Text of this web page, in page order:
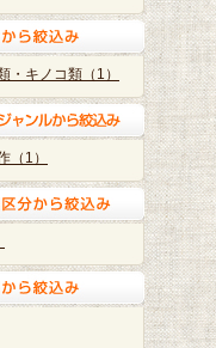
・キノコ類（1）
（1）